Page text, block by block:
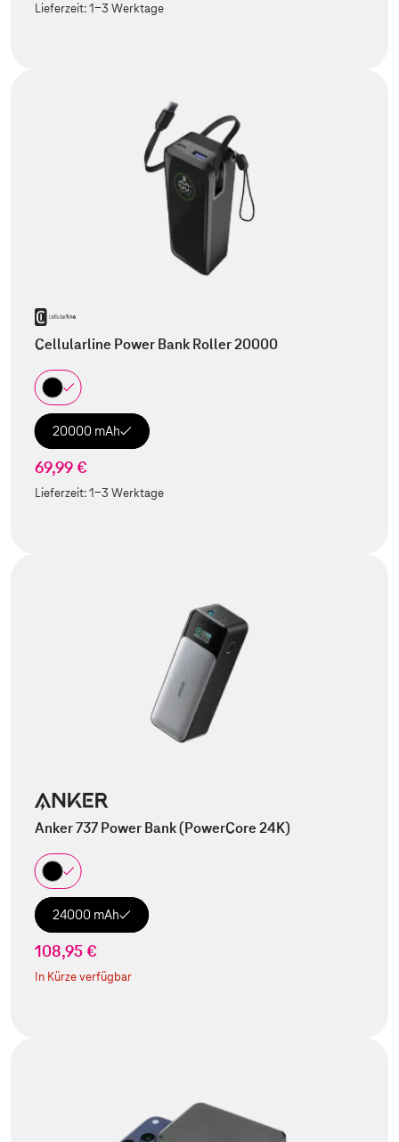
Lieferzeit:1-3 Werktage
Cellularline Power Bank Roller 20000
20000 mAh
69,99 €
Lieferzeit:1-3 Werktage
Anker 737 Power Bank (PowerCore 24K)
24000 mAh
108,95 €
In Kürze verfügbar